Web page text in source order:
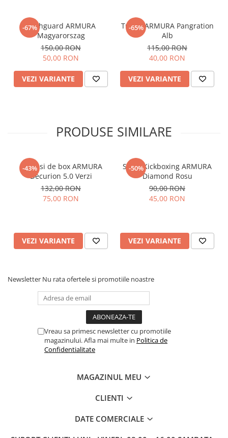
-67%
Rashguard ARMURA
Magyarorszag
150,00 RON
50,00 RON
VEZI VARIANTE
-65%
Tricou ARMURA Pangration
Alb
115,00 RON
40,00 RON
VEZI VARIANTE
PRODUSE SIMILARE
-43%
Manusi de box ARMURA
Decurion 5.0 Verzi
132,00 RON
75,00 RON
VEZI VARIANTE
-50%
Short Kickboxing ARMURA
Diamond Rosu
90,00 RON
45,00 RON
VEZI VARIANTE
Newsletter Nu rata ofertele si promotiile noastre
Vreau sa primesc newsletter cu promotiile
magazinului. Afla mai multe in Politica de
Confidentialitate
MAGAZINUL MEU
CLIENTI
DATE COMERCIALE